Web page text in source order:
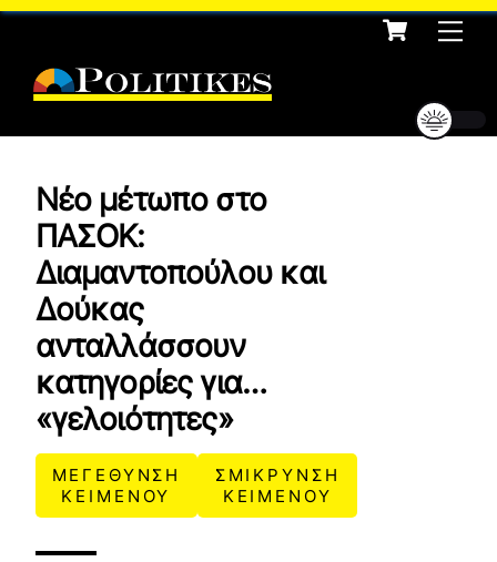
Skip
content
Cart
Νέο μέτωπο στο
ΠΑΣΟΚ:
Διαμαντοπούλου και
Δούκας
ανταλλάσσουν
κατηγορίες για…
«γελοιότητες»
ΜΕΓΕΘΥΝΣΗ
ΚΕΙΜΕΝΟΥ
ΣΜΙΚΡΥΝΣΗ
ΚΕΙΜΕΝΟΥ